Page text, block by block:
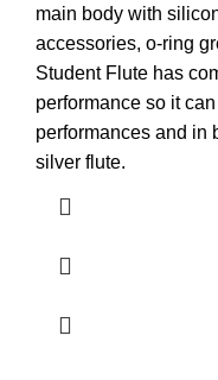
main body with
accessories, o-ring
Student Flute has
performance so it
performances and in
silver flute.